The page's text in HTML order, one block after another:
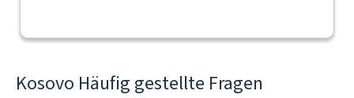
Kosovo Häufig gestellte Fragen